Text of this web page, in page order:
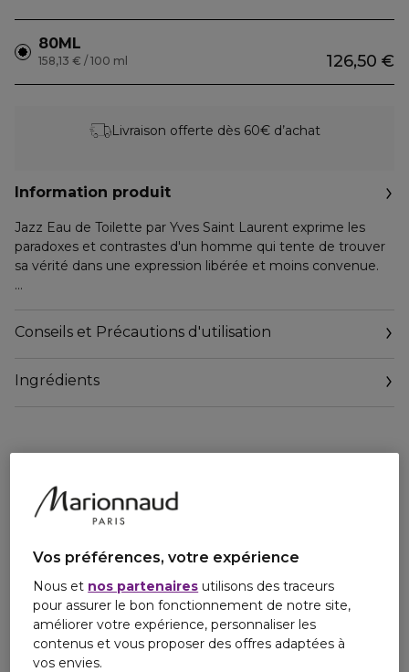
80ML
126,50 €
158,13 € / 100 ml
Livraison offerte dès 60€ d’achat
Information produit
Jazz Eau de Toilette par Yves Saint Laurent exprime les
paradoxes et contrastes d'un homme qui tente de trouver
sa vérité dans une expression libérée et moins convenue.
Après des années d'affirmation masculine et virile, il dévoile
sa part sensible et assume les paradoxes d'une personnalité
masculin et le féminin, la force et la sensibilité, le classique
La virilité et la force perceptibles dès les premières notes
Coriandre. Le Géranium apporte une touche florale
masculine, puis, très vite, l'ambiance se transforme avec
chaleureux, intelligent et esthète. L'Accord Fougère
se développer vers des ambiances plus sombres et
mystérieuses avec le Patchouli.
Conseils et Précautions d'utilisation
Ingrédients
Vos préférences, votre expérience
Nous et nos partenaires utilisons des traceurs
pour assurer le bon fonctionnement de notre site,
améliorer votre expérience, personnaliser les
contenus et vous proposer des offres adaptées à
vos envies.